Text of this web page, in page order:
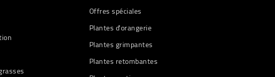
Offres spéciales
Plantes d'orangerie
Plantes grimpantes
Plantes retombantes